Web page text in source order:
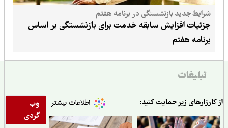
شرایط جدید بازنشستگی در برنامه هفتم
جزئیات افزایش سابقه خدمت برای بازنشستگی بر اساس
برنامه هفتم
تبلیغات
وب
گردی
زیر حمایت کنید: